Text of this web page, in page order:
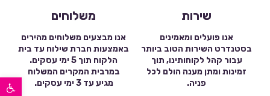
פתח סרגל נגישות
שירות
אנו פועלים ומאמינים
בסטנדרט השירות הטוב ביותר
עבור קהל לקוחותינו, תוך
זמינות ומתן מענה הולם לכל
פניה.
משלוחים
אנו מבצעים משלוחים מהירים
באמצעות חברת שילוח עד בית
הלקוח תוך 5 ימי עסקים.
במרבית המקרים המשלוח
מגיע עד 3 ימי עסקים.